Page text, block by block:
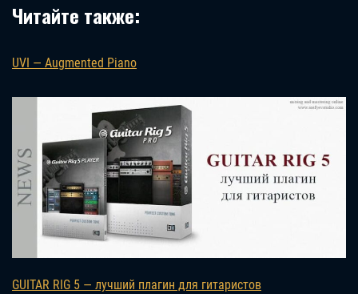
Читайте также:
UVI — Augmented Piano
GUITAR RIG 5 — лучший плагин для гитаристов